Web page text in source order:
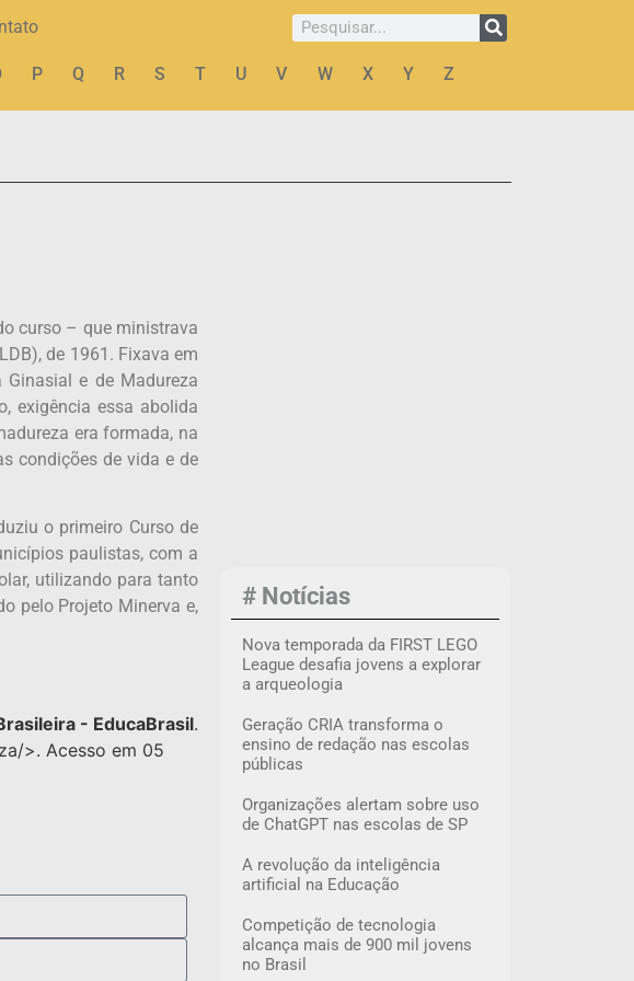
P Q R S T U V W X Y Z
curso – que ministrava
de 1961. Fixava em
e de Madureza
exigência essa abolida
era formada, na
condições de vida e de
o primeiro Curso de
paulistas, com a
utilizando para tanto
pelo Projeto Minerva e,
- EducaBrasil.
>. Acesso em 05
# Notícias
Nova temporada da FIRST LEGO
League desafia jovens a explorar
a arqueologia
Geração CRIA transforma o
ensino de redação nas escolas
públicas
Organizações alertam sobre uso
de ChatGPT nas escolas de SP
A revolução da inteligência
artificial na Educação
Competição de tecnologia
alcança mais de 900 mil jovens
no Brasil